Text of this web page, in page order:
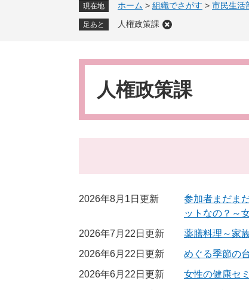
現在地 ホーム > 組織でさがす > 市民生活
足あと 人権政策課
本
人権政策課
2026年8月1日更新
参加者まだま
ットなの？～
2026年7月22日更新
薬膳料理～家
2026年6月22日更新
めぐる季節の
2026年6月22日更新
女性の健康セ